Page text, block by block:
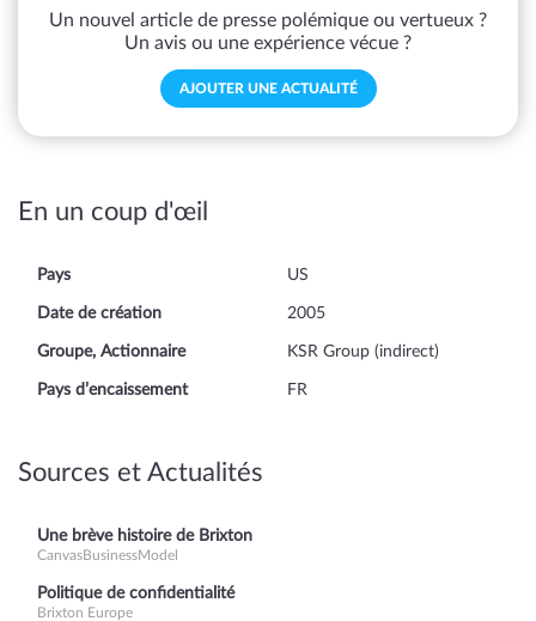
Un nouvel article de presse polémique ou vertueux ?
Un avis ou une expérience vécue ?
AJOUTER UNE ACTUALITÉ
En un coup d'œil
Pays US
Date de création 2005
Groupe, Actionnaire KSR Group (indirect)
Pays d’encaissement FR
Sources et Actualités
Une brève histoire de Brixton
CanvasBusinessModel
Politique de confidentialité
Brixton Europe